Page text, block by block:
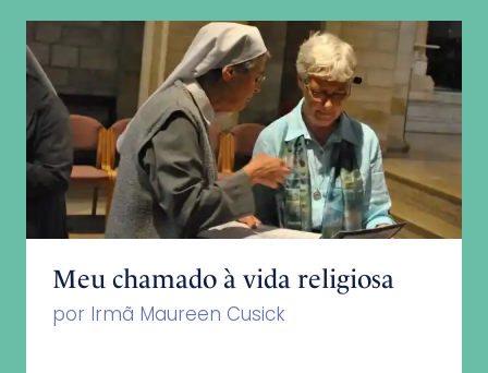
Meu chamado à vida religiosa
por Irmã Maureen Cusick